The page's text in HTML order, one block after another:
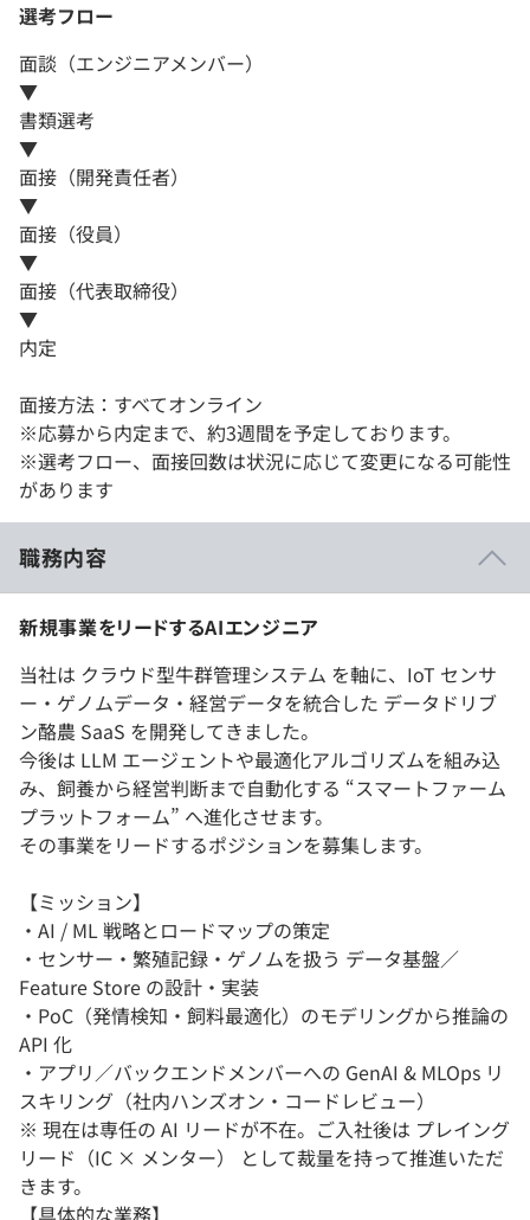
選考フロー
面談（エンジニアメンバー）
▼
書類選考
▼
面接（開発責任者）
▼
面接（役員）
▼
面接（代表取締役）
▼
内定
面接方法：すべてオンライン
※応募から内定まで、約3週間を予定しております。
※選考フロー、面接回数は状況に応じて変更になる可能性
があります
職務内容
新規事業をリードするAIエンジニア
当社は クラウド型牛群管理システム を軸に、IoT センサ
ー・ゲノムデータ・経営データを統合した データドリブ
ン酪農 SaaS を開発してきました。
今後は LLM エージェントや最適化アルゴリズムを組み込
み、飼養から経営判断まで自動化する “スマートファーム
プラットフォーム” へ進化させます。
その事業をリードするポジションを募集します。
【ミッション】
・AI / ML 戦略とロードマップの策定
・センサー・繁殖記録・ゲノムを扱う データ基盤／
Feature Store の設計・実装
・PoC（発情検知・飼料最適化）のモデリングから推論の
API 化
・アプリ／バックエンドメンバーへの GenAI & MLOps リ
スキリング（社内ハンズオン・コードレビュー）
※ 現在は専任の AI リードが不在。ご入社後は プレイング
リード（IC × メンター） として裁量を持って推進いただ
きます。